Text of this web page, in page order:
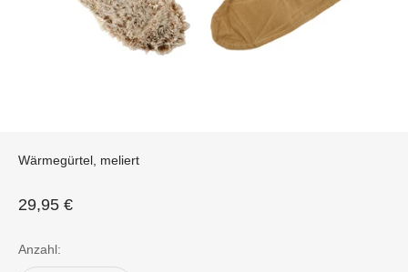
Wärmegürtel, meliert
Angebot
29,95 €
Anzahl: